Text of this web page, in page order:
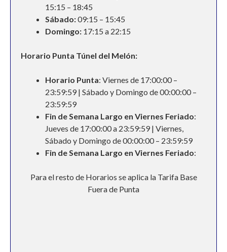
15:15 – 18:45
Sábado:09:15 – 15:45
Domingo: 17:15 a 22:15
Horario Punta Túnel del Melón:
Horario Punta: Viernes de 17:00:00 –
23:59:59 | Sábado y Domingo de 00:00:00 –
23:59:59
Fin de Semana Largo en Viernes Feriado:
Jueves de 17:00:00 a 23:59:59 | Viernes,
Sábado y Domingo de 00:00:00 – 23:59:59
Fin de Semana Largo en Viernes Feriado:
Para el resto de Horarios se aplica la Tarifa Base
Fuera de Punta